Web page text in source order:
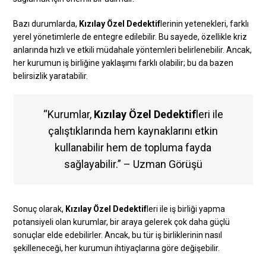
Bazı durumlarda, Kızılay Özel Dedektiflerinin yetenekleri, farklı
yerel yönetimlerle de entegre edilebilir. Bu sayede, özellikle kriz
anlarında hızlı ve etkili müdahale yöntemleri belirlenebilir. Ancak,
her kurumun iş birliğine yaklaşımı farklı olabilir; bu da bazen
belirsizlik yaratabilir.
“Kurumlar, Kızılay Özel Dedektifleri ile
çalıştıklarında hem kaynaklarını etkin
kullanabilir hem de topluma fayda
sağlayabilir.” – Uzman Görüşü
Sonuç olarak, Kızılay Özel Dedektifleri ile iş birliği yapma
potansiyeli olan kurumlar, bir araya gelerek çok daha güçlü
sonuçlar elde edebilirler. Ancak, bu tür iş birliklerinin nasıl
şekilleneceği, her kurumun ihtiyaçlarına göre değişebilir.